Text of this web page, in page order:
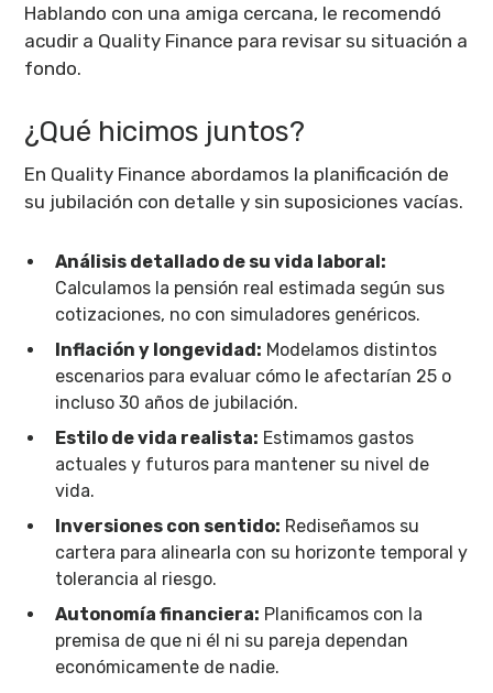
Hablando con una amiga cercana, le recomendó
acudir a Quality Finance para revisar su situación a
fondo.
¿Qué hicimos juntos?
En Quality Finance abordamos la planificación de
su jubilación con detalle y sin suposiciones vacías.
Análisis detallado de su vida laboral:
Calculamos la pensión real estimada según sus
cotizaciones, no con simuladores genéricos.
Inflación y longevidad: Modelamos distintos
escenarios para evaluar cómo le afectarían 25 o
incluso 30 años de jubilación.
Estilo de vida realista: Estimamos gastos
actuales y futuros para mantener su nivel de
vida.
Inversiones con sentido: Rediseñamos su
cartera para alinearla con su horizonte temporal y
tolerancia al riesgo.
Autonomía financiera: Planificamos con la
premisa de que ni él ni su pareja dependan
económicamente de nadie.